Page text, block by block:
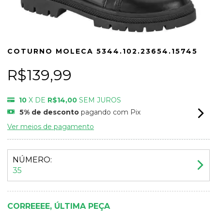
COTURNO MOLECA 5344.102.23654.15745
R$139,99
10 X DE R$14,00 SEM JUROS
5% de desconto pagando com Pix
Ver meios de pagamento
NÚMERO:
35
CORREEEE, ÚLTIMA PEÇA